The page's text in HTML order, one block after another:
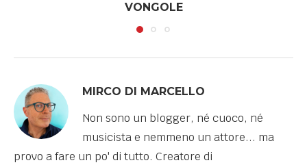
VONGOLE
MIRCO DI MARCELLO
Non sono un blogger, né cuoco, né
musicista e nemmeno un attore... ma
provo a fare un po' di tutto. Creatore di